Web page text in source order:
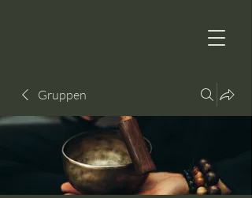
Gruppen